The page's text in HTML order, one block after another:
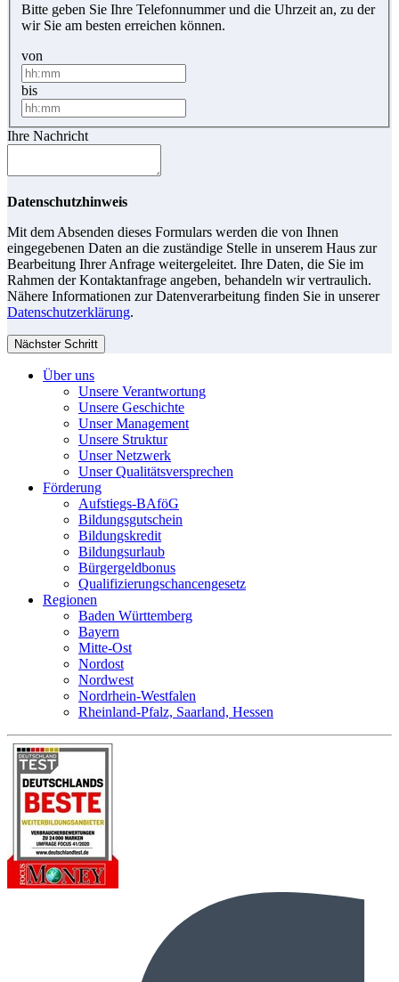
Bitte geben Sie Ihre Telefonnummer und die Uhrzeit an, zu der
wir Sie am besten erreichen können.
von
bis
Ihre Nachricht
Datenschutzhinweis
Mit dem Absenden dieses Formulars werden die von Ihnen
eingegebenen Daten an die zuständige Stelle in unserem Haus zur
Bearbeitung Ihrer Anfrage weitergeleitet. Ihre Daten, die Sie im
Rahmen der Kontaktanfrage angeben, behandeln wir vertraulich.
Nähere Informationen zur Datenverarbeitung finden Sie in unserer
Datenschutzerklärung.
Nächster Schritt
Über uns
Unsere Verantwortung
Unsere Geschichte
Unser Management
Unsere Struktur
Unser Netzwerk
Unser Qualitätsversprechen
Förderung
Aufstiegs-BAföG
Bildungsgutschein
Bildungskredit
Bildungsurlaub
Bürgergeldbonus
Qualifizierungschancengesetz
Regionen
Baden Württemberg
Bayern
Mitte-Ost
Nordost
Nordwest
Nordrhein-Westfalen
Rheinland-Pfalz, Saarland, Hessen